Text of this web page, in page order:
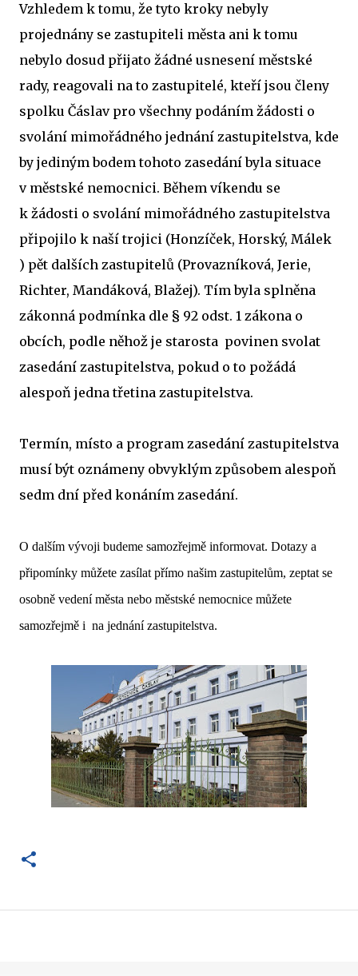
Vzhledem k tomu, že tyto kroky nebyly
projednány se zastupiteli města ani k tomu
nebylo dosud přijato žádné usnesení městské
rady, reagovali na to zastupitelé, kteří jsou členy
spolku Čáslav pro všechny podáním žádosti o
svolání mimořádného jednání zastupitelstva, kde
by jediným bodem tohoto zasedání byla situace
v městské nemocnici. Během víkendu se
k žádosti o svolání mimořádného zastupitelstva
připojilo k naší trojici (Honzíček, Horský, Málek
) pět dalších zastupitelů (Provazníková, Jerie,
Richter, Mandáková, Blažej). Tím byla splněna
zákonná podmínka dle § 92 odst. 1 zákona o
obcích, podle něhož je starosta povinen svolat
zasedání zastupitelstva, pokud o to požádá
alespoň jedna třetina zastupitelstva.
Termín, místo a program zasedání zastupitelstva
musí být oznámeny obvyklým způsobem alespoň
sedm dní před konáním zasedání.
O dalším vývoji budeme samozřejmě informovat. Dotazy a
připomínky můžete zasílat přímo našim zastupitelům, zeptat se
osobně vedení města nebo městské nemocnice můžete
samozřejmě i na jednání zastupitelstva.